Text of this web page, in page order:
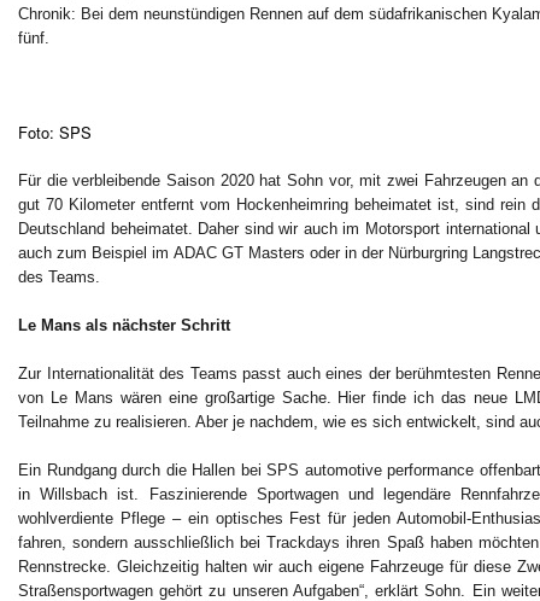
Chronik: Bei dem neunstündigen Rennen auf dem südafrikanischen
fünf.
Foto: SPS
Für die verbleibende Saison 2020 hat Sohn vor, mit zwei Fahrzeugen
gut 70 Kilometer entfernt vom Hockenheimring beheimatet ist, sind
Deutschland beheimatet. Daher sind wir auch im Motorsport
auch zum Beispiel im ADAC GT Masters oder in der Nürburgring
des Teams.
Le Mans als nächster Schritt
Zur Internationalität des Teams passt auch eines der berühmtesten
von Le Mans wären eine großartige Sache. Hier finde ich das neue
Teilnahme zu realisieren. Aber je nachdem, wie es sich entwickelt, sind
Ein Rundgang durch die Hallen bei SPS automotive performance
in Willsbach ist. Faszinierende Sportwagen und legendäre
wohlverdiente Pflege – ein optisches Fest für jeden Automobil-
fahren, sondern ausschließlich bei Trackdays ihren Spaß haben
Rennstrecke. Gleichzeitig halten wir auch eigene Fahrzeuge für diese
Straßensportwagen gehört zu unseren Aufgaben“, erklärt Sohn. Ein